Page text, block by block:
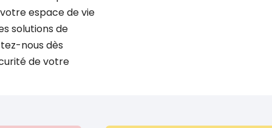
espace de vie
solutions de
nous dès
de votre